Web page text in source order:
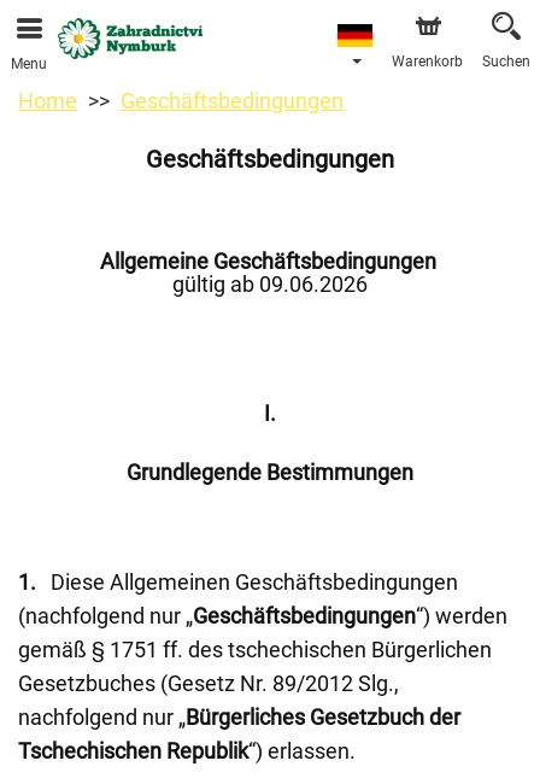
Bestellungen über unseren Onlineshop nehmen wir gerne
entgegen. Der frühestmögliche Liefertermin ist ab dem
11.08.2026 aufgrund von Betriebsurlaub.
Menu Warenkorb Suchen
Home Geschäftsbedingungen
Geschäftsbedingungen
Allgemeine Geschäftsbedingungen
gültig ab 09.06.2026
I.
Grundlegende Bestimmungen
1. Diese Allgemeinen Geschäftsbedingungen
(nachfolgend nur „Geschäftsbedingungen“) werden
gemäß § 1751 ff. des tschechischen Bürgerlichen
Gesetzbuches (Gesetz Nr. 89/2012 Slg.,
nachfolgend nur „Bürgerliches Gesetzbuch der
Tschechischen Republik“) erlassen.